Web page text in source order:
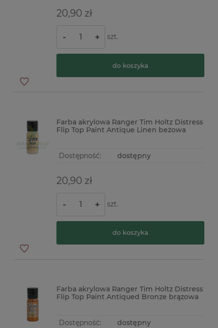
20,90 zł
- + szt.
do koszyka
Farba akrylowa Ranger Tim Holtz Distress
Flip Top Paint Antique Linen beżowa
Dostępność: dostępny
20,90 zł
- + szt.
do koszyka
Farba akrylowa Ranger Tim Holtz Distress
Flip Top Paint Antiqued Bronze brązowa
Dostępność: dostępny